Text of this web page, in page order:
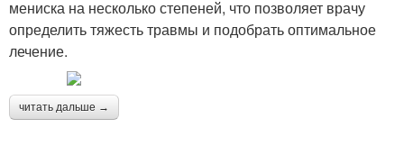
мениска на несколько степеней, что позволяет врачу
определить тяжесть травмы и подобрать оптимальное
лечение.
читать дальше →